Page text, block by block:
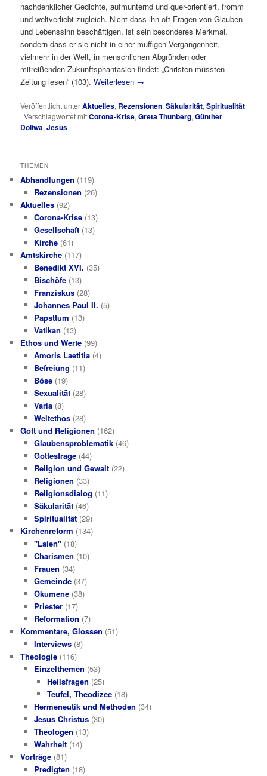
nachdenklicher Gedichte, aufmunternd und quer-orientiert, fromm
und weltverliebt zugleich. Nicht dass ihn oft Fragen von Glauben
und Lebenssinn beschäftigen, ist sein besonderes Merkmal,
sondern dass er sie nicht in einer muffigen Vergangenheit,
vielmehr in der Welt, in menschlichen Abgründen oder
mitreißenden Zukunftsphantasien findet: „Christen müssten
Zeitung lesen“ (103).Weiterlesen →
Veröffentlicht unterAktuelles, Rezensionen,Säkularität,Spiritualität
|Verschlagwortet mitCorona-Krise,Greta Thunberg,Günther
Doliwa,Jesus
THEMEN
Abhandlungen (119)
Rezensionen (26)
Aktuelles (92)
Corona-Krise(13)
Gesellschaft(13)
Kirche(61)
Amtskirche (117)
Benedikt XVI. (35)
Bischöfe(13)
Franziskus(28)
Johannes Paul II. (5)
Papsttum (13)
Vatikan (13)
Ethos und Werte (99)
Amoris Laetitia(4)
Befreiung (11)
Böse(19)
Sexualität(28)
Varia(8)
Weltethos(28)
Gott und Religionen (162)
Glaubensproblematik(46)
Gottesfrage(44)
Religion und Gewalt(22)
Religionen (33)
Religionsdialog (11)
Säkularität(46)
Spiritualität(29)
Kirchenreform (134)
"Laien"(18)
Charismen (10)
Frauen (34)
Gemeinde(37)
Ökumene(38)
Priester(17)
Reformation (7)
Kommentare, Glossen (51)
Interviews(8)
Theologie (116)
Einzelthemen (53)
Heilsfragen (25)
Teufel, Theodizee (18)
Hermeneutik und Methoden (34)
Jesus Christus(30)
Theologen (13)
Wahrheit(14)
Vorträge (81)
Predigten (18)